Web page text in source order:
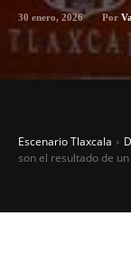
30 enero, 2026 Por
Escenario Tlaxcala
son el resultado de